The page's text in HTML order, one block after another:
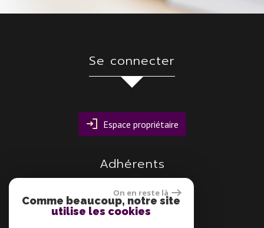
se connecter
Espace propriétaire
adhérents
On en reste là
Comme beaucoup, notre site
utilise les cookies